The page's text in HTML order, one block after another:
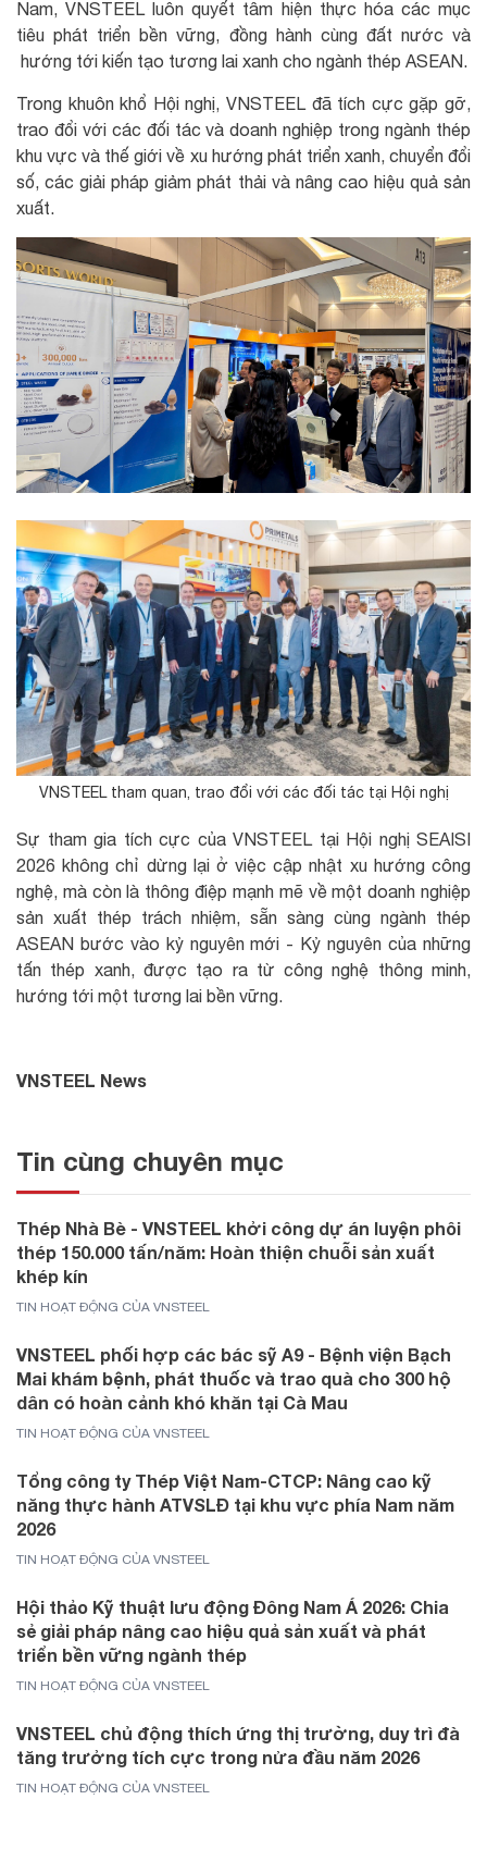
Nam, VNSTEEL luôn quyết tâm hiện thực hóa các mục
tiêu phát triển bền vững, đồng hành cùng đất nước và
hướng tới kiến tạo tương lai xanh cho ngành thép ASEAN.
Trong khuôn khổ Hội nghị, VNSTEEL đã tích cực gặp gỡ,
trao đổi với các đối tác và doanh nghiệp trong ngành thép
khu vực và thế giới về xu hướng phát triển xanh, chuyển đổi
số, các giải pháp giảm phát thải và nâng cao hiệu quả sản
xuất.
VNSTEEL tham quan, trao đổi với các đối tác tại Hội nghị
Sự tham gia tích cực của VNSTEEL tại Hội nghị SEAISI
2026 không chỉ dừng lại ở việc cập nhật xu hướng công
nghệ, mà còn là thông điệp mạnh mẽ về một doanh nghiệp
sản xuất thép trách nhiệm, sẵn sàng cùng ngành thép
ASEAN bước vào kỷ nguyên mới - Kỷ nguyên của những
tấn thép xanh, được tạo ra từ công nghệ thông minh,
hướng tới một tương lai bền vững.
VNSTEEL News
Tin cùng chuyên mục
Thép Nhà Bè - VNSTEEL khởi công dự án luyện phôi
thép 150.000 tấn/năm: Hoàn thiện chuỗi sản xuất
khép kín
TIN HOẠT ĐỘNG CỦA VNSTEEL
VNSTEEL phối hợp các bác sỹ A9 - Bệnh viện Bạch
Mai khám bệnh, phát thuốc và trao quà cho 300 hộ
dân có hoàn cảnh khó khăn tại Cà Mau
TIN HOẠT ĐỘNG CỦA VNSTEEL
Tổng công ty Thép Việt Nam-CTCP: Nâng cao kỹ
năng thực hành ATVSLĐ tại khu vực phía Nam năm
2026
TIN HOẠT ĐỘNG CỦA VNSTEEL
Hội thảo Kỹ thuật lưu động Đông Nam Á 2026: Chia
sẻ giải pháp nâng cao hiệu quả sản xuất và phát
triển bền vững ngành thép
TIN HOẠT ĐỘNG CỦA VNSTEEL
VNSTEEL chủ động thích ứng thị trường, duy trì đà
tăng trưởng tích cực trong nửa đầu năm 2026
TIN HOẠT ĐỘNG CỦA VNSTEEL